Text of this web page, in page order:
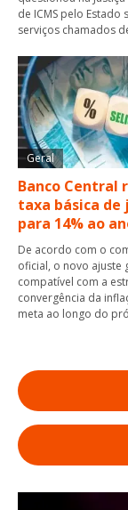
de ICMS pelo Estado
serviços chamados
Geral
Banco Central
taxa básica de
para 14% ao
De acordo com o
oficial, o novo ajuste
compatível com a
convergência da
meta ao longo do